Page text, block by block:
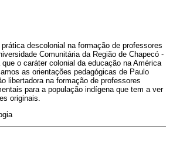
descolonial na formação de professores
Comunitária da Região de Chapecó -
o caráter colonial da educação na América
as orientações pedagógicas de Paulo
libertadora na formação de professores
para a população indígena que tem a ver
originais.